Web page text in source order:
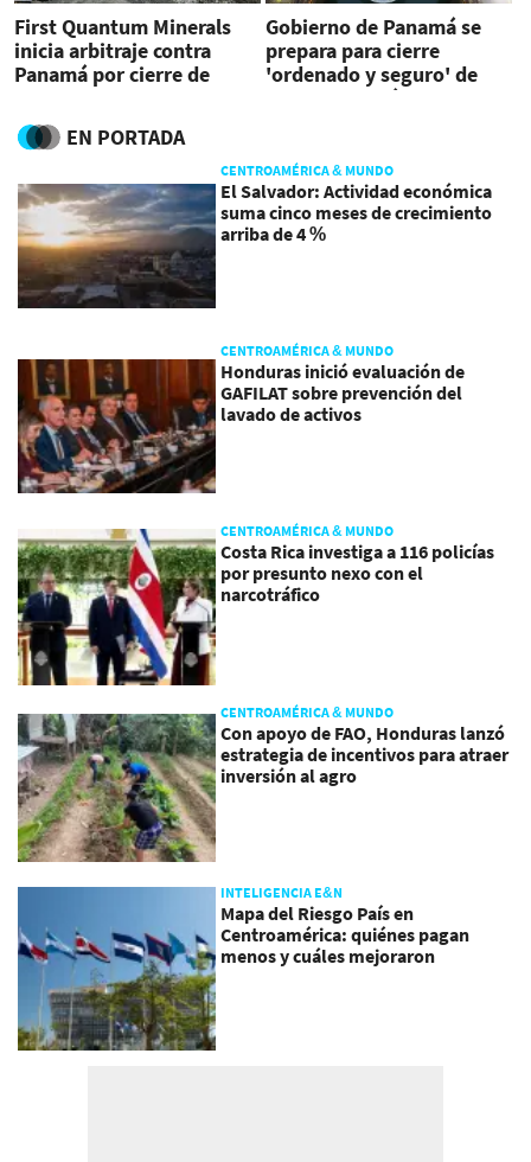
First Quantum Minerals
inicia arbitraje contra
Panamá por cierre de
Gobierno de Panamá se
prepara para cierre
'ordenado y seguro' de
Cobre Panamá
EN PORTADA
CENTROAMÉRICA & MUNDO
El Salvador: Actividad económica
suma cinco meses de crecimiento
arriba de 4 %
CENTROAMÉRICA & MUNDO
Honduras inició evaluación de
GAFILAT sobre prevención del
lavado de activos
CENTROAMÉRICA & MUNDO
Costa Rica investiga a 116 policías
por presunto nexo con el
narcotráfico
CENTROAMÉRICA & MUNDO
Con apoyo de FAO, Honduras lanzó
estrategia de incentivos para atraer
inversión al agro
INTELIGENCIA E&N
Mapa del Riesgo País en
Centroamérica: quiénes pagan
menos y cuáles mejoraron